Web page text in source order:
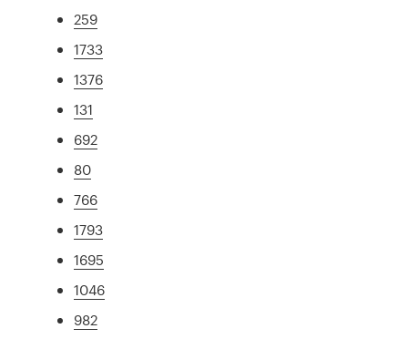
259
1733
1376
131
692
80
766
1793
1695
1046
982